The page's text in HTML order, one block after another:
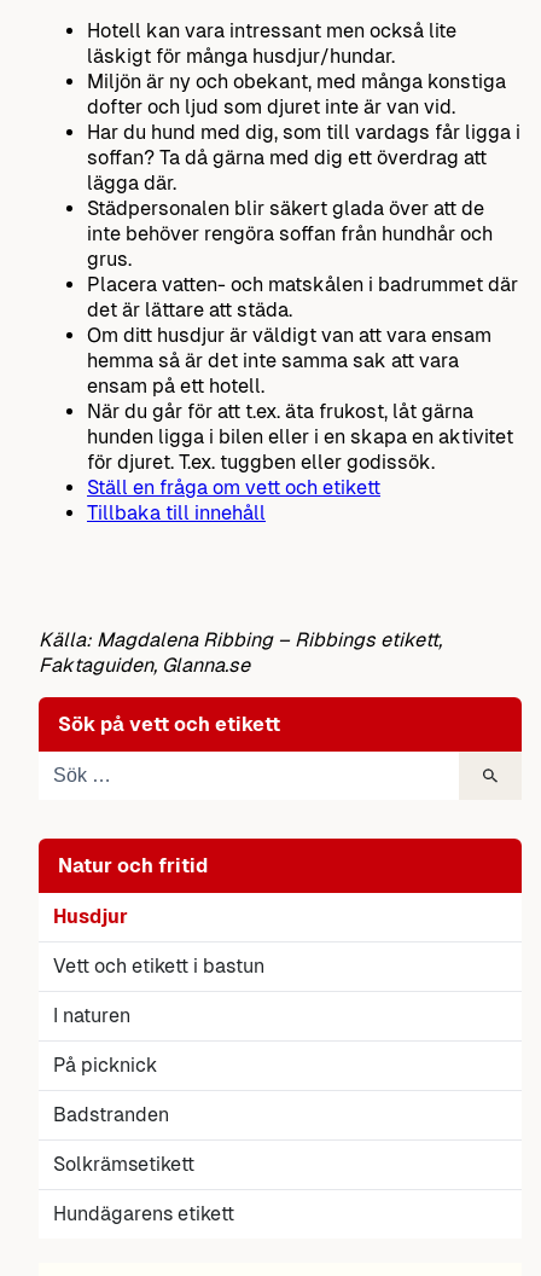
Sök på vett och etikett
Natur och fritid
Husdjur
Vett och etikett i bastun
I naturen
På picknick
Badstranden
Solkrämsetikett
Hundägarens etikett
Hotell kan vara intressant men också lite
läskigt för många husdjur/hundar.
Miljön är ny och obekant, med många konstiga
dofter och ljud som djuret inte är van vid.
Har du hund med dig, som till vardags får ligga i
soffan? Ta då gärna med dig ett överdrag att
lägga där.
Städpersonalen blir säkert glada över att de
inte behöver rengöra soffan från hundhår och
grus.
Placera vatten- och matskålen i badrummet där
det är lättare att städa.
Om ditt husdjur är väldigt van att vara ensam
hemma så är det inte samma sak att vara
ensam på ett hotell.
När du går för att t.ex. äta frukost, låt gärna
hunden ligga i bilen eller i en skapa en aktivitet
för djuret. T.ex. tuggben eller godissök.
Ställ en fråga om vett och etikett
Tillbaka till innehåll
Källa: Magdalena Ribbing – Ribbings etikett,
Faktaguiden, Glanna.se